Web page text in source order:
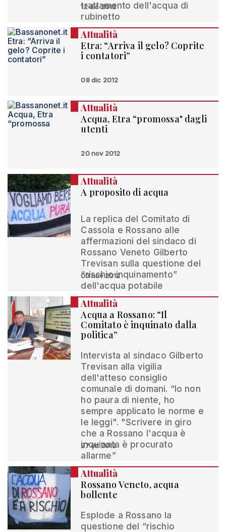
trattamento dell'acqua di
rubinetto
12 dic 2012
Attualità
Etra: “Arriva il gelo? Coprite
i contatori”
08 dic 2012
Attualità
Acqua, Etra “promossa" dagli
utenti
20 nov 2012
Attualità
A proposito di acqua
La replica del Comitato di
Cassola e Rossano alle
affermazioni del sindaco di
Rossano Veneto Gilberto
Trevisan sulla questione del
“rischio inquinamento”
dell'acqua potabile
03 nov 2012
Attualità
Acqua a Rossano: “Il
Comitato è inquinato dalla
politica”
Intervista al sindaco Gilberto
Trevisan alla vigilia
dell'atteso consiglio
comunale di domani. “Io non
ho paura di niente, ho
sempre applicato le norme e
le leggi". "Scrivere in giro
che a Rossano l'acqua è
inquinata è procurato
allarme”
27 ott 2012
Attualità
Rossano Veneto, acqua
bollente
Esplode a Rossano la
questione del “rischio